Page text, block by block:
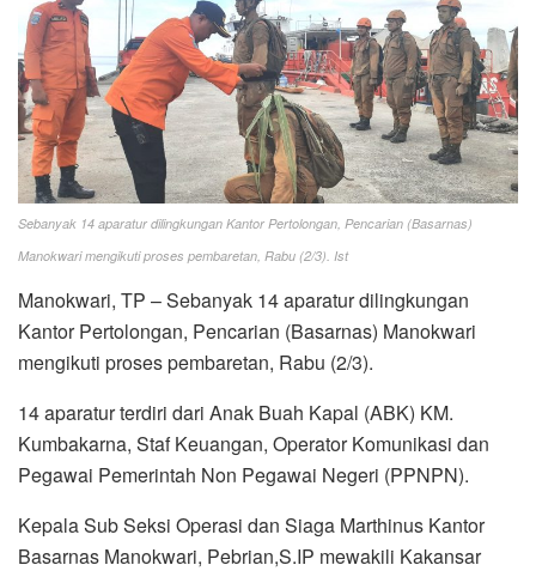
Sebanyak 14 aparatur dilingkungan Kantor Pertolongan, Pencarian (Basarnas)
Manokwari mengikuti proses pembaretan, Rabu (2/3). Ist
Manokwari, TP – Sebanyak 14 aparatur dilingkungan
Kantor Pertolongan, Pencarian (Basarnas) Manokwari
mengikuti proses pembaretan, Rabu (2/3).
14 aparatur terdiri dari Anak Buah Kapal (ABK) KM.
Kumbakarna, Staf Keuangan, Operator Komunikasi dan
Pegawai Pemerintah Non Pegawai Negeri (PPNPN).
Kepala Sub Seksi Operasi dan Siaga Marthinus Kantor
Basarnas Manokwari, Pebrian,S.IP mewakili Kakansar